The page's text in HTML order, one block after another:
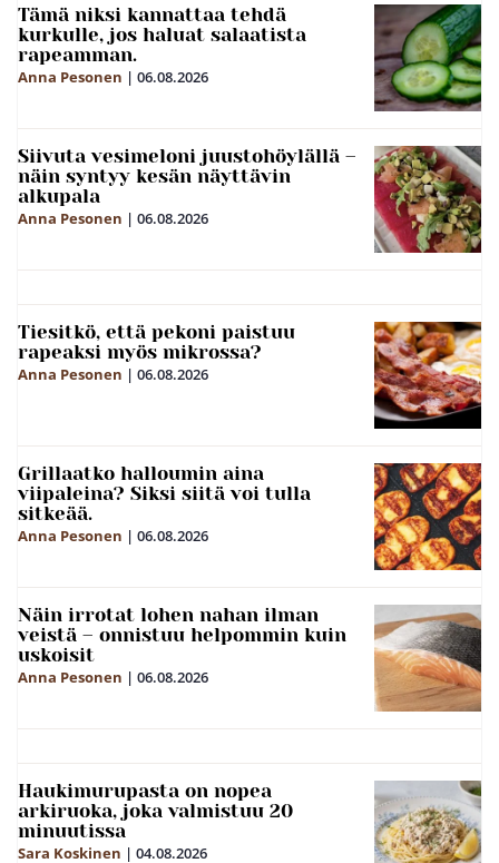
Tämä niksi kannattaa tehdä
kurkulle, jos haluat salaatista
rapeamman.
Anna Pesonen | 06.08.2026
Siivuta vesimeloni juustohöylällä –
näin syntyy kesän näyttävin
alkupala
Anna Pesonen | 06.08.2026
Tiesitkö, että pekoni paistuu
rapeaksi myös mikrossa?
Anna Pesonen | 06.08.2026
Grillaatko halloumin aina
viipaleina? Siksi siitä voi tulla
sitkeää.
Anna Pesonen | 06.08.2026
Näin irrotat lohen nahan ilman
veistä – onnistuu helpommin kuin
uskoisit
Anna Pesonen | 06.08.2026
Haukimurupasta on nopea
arkiruoka, joka valmistuu 20
minuutissa
Sara Koskinen | 04.08.2026